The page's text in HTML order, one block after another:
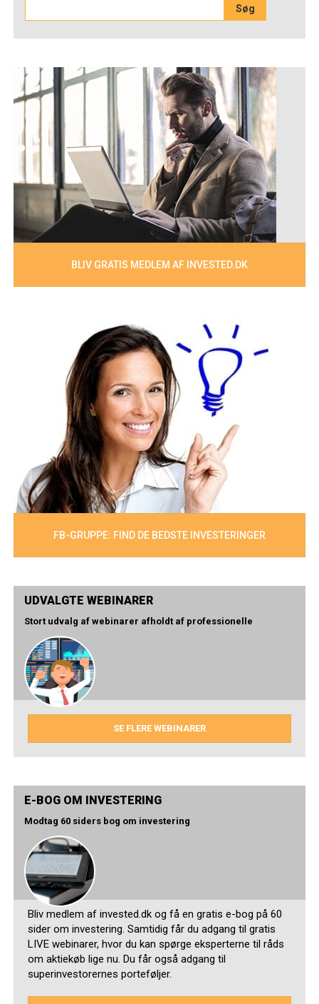
BLIV GRATIS MEDLEM AF INVESTED.DK
FB-GRUPPE: FIND DE BEDSTE INVESTERINGER
UDVALGTE WEBINARER
Stort udvalg af webinarer afholdt af professionelle
SE FLERE WEBINARER
E-BOG OM INVESTERING
Modtag 60 siders bog om investering
Bliv medlem af invested.dk og få en gratis e-bog på 60
sider om investering. Samtidig får du adgang til gratis
LIVE webinarer, hvor du kan spørge eksperterne til råds
om aktiekøb lige nu. Du får også adgang til
superinvestorernes porteføljer.